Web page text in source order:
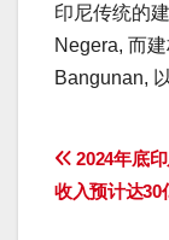
印尼传统的
Negera, 而
Bangunan,
文
章
2024年底
收入预计达30